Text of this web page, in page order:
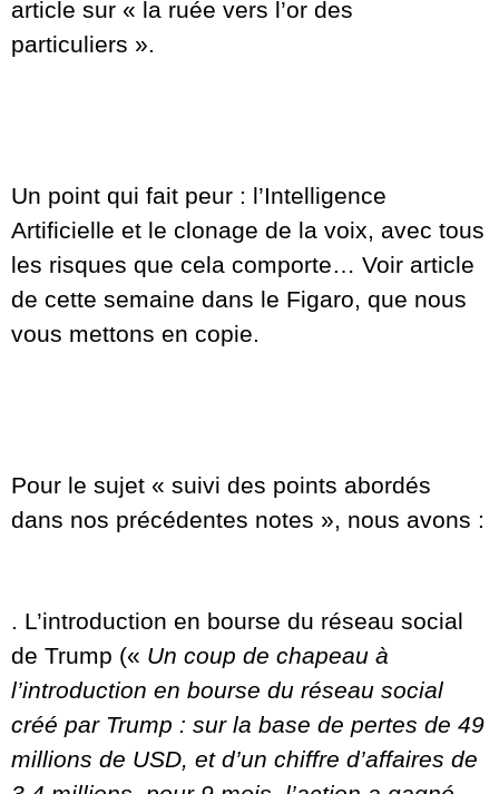
article sur « la ruée vers l’or des
particuliers ».
Un point qui fait peur : l’Intelligence
Artificielle et le clonage de la voix, avec tous
les risques que cela comporte… Voir article
de cette semaine dans le Figaro, que nous
vous mettons en copie.
Pour le sujet « suivi des points abordés
dans nos précédentes notes », nous avons :
. L’introduction en bourse du réseau social
de Trump (« Un coup de chapeau à
l’introduction en bourse du réseau social
créé par Trump : sur la base de pertes de 49
millions de USD, et d’un chiffre d’affaires de